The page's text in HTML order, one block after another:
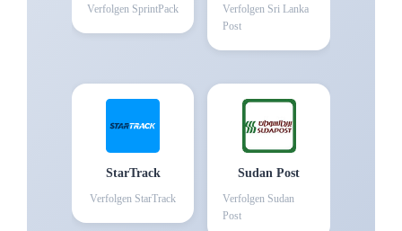
Verfolgen SprintPack Verfolgen Sri Lanka
Post
StarTrack
Verfolgen StarTrack
Sudan Post
Verfolgen Sudan
Post